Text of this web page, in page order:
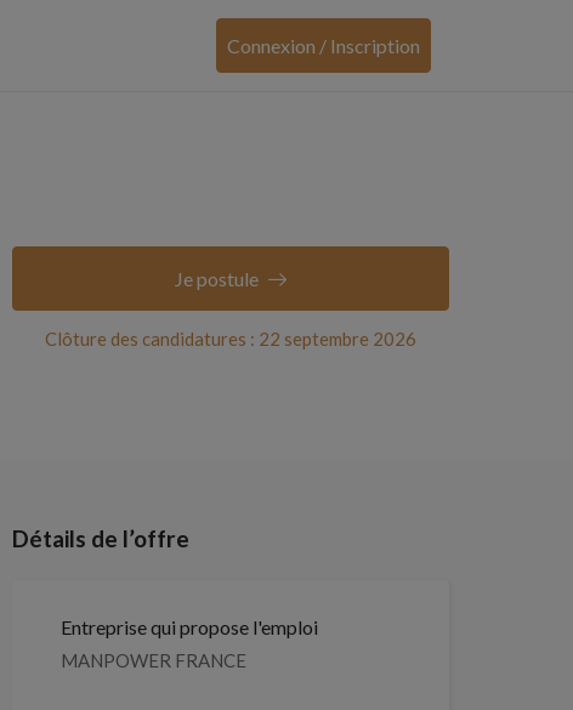
Connexion / Inscription
Clôture des candidatures : 22 septembre 2026
Je postule
Détails de l’offre
Entreprise qui propose l'emploi
MANPOWER FRANCE